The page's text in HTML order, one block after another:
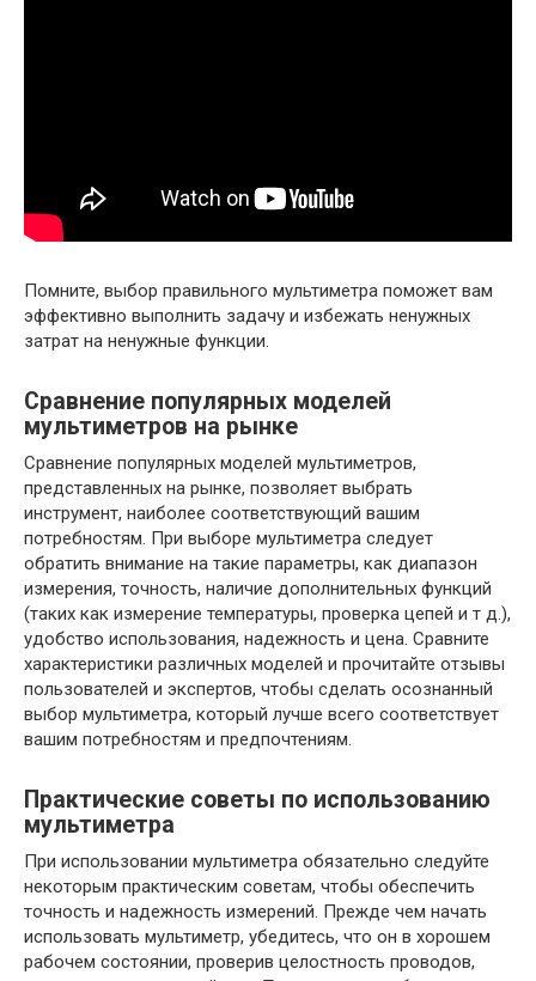
Помните, выбор правильного мультиметра поможет вам
эффективно выполнить задачу и избежать ненужных
затрат на ненужные функции.
Сравнение популярных моделей
мультиметров на рынке
Сравнение популярных моделей мультиметров,
представленных на рынке, позволяет выбрать
инструмент, наиболее соответствующий вашим
потребностям. При выборе мультиметра следует
обратить внимание на такие параметры, как диапазон
измерения, точность, наличие дополнительных функций
(таких как измерение температуры, проверка цепей и т д.),
удобство использования, надежность и цена. Сравните
характеристики различных моделей и прочитайте отзывы
пользователей и экспертов, чтобы сделать осознанный
выбор мультиметра, который лучше всего соответствует
вашим потребностям и предпочтениям.
Практические советы по использованию
мультиметра
При использовании мультиметра обязательно следуйте
некоторым практическим советам, чтобы обеспечить
точность и надежность измерений. Прежде чем начать
использовать мультиметр, убедитесь, что он в хорошем
рабочем состоянии, проверив целостность проводов,